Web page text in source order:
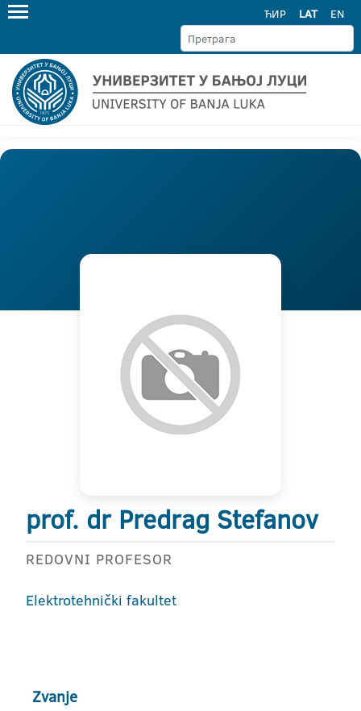
ЋИР LAT EN
prof. dr Predrag Stefanov
REDOVNI PROFESOR
Elektrotehnički fakultet
Zvanje